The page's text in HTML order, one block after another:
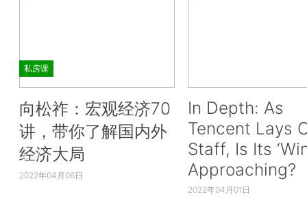
私房课
向松祚：宏观经济70
讲，带你了解国内外
经济大局
2022年04月06日
In Depth: As
Tencent Lays
Staff, Is Its
Approaching?
2022年04月01日